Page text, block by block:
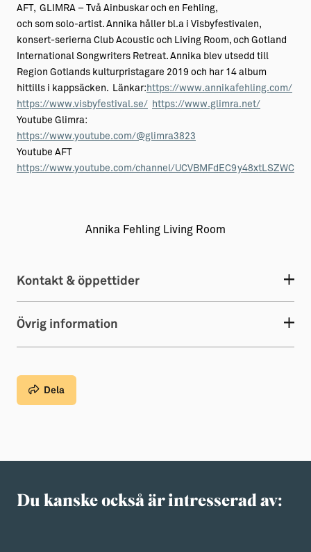
AFT, GLIMRA – Två Ainbuskar och en Fehling,
och som solo-artist. Annika håller bl.a i Visbyfestivalen,
konsert-serierna Club Acoustic och Living Room, och Gotland
International Songwriters Retreat. Annika blev utsedd till
Region Gotlands kulturpristagare 2019 och har 14 album
hittills i kappsäcken. Länkar: https://www.annikafehling.com/
https://www.visbyfestival.se/
https://www.glimra.net/
Youtube Glimra:
https://www.youtube.com/@glimra3823
Youtube AFT
https://www.youtube.com/channel/
Annika Fehling Living Room
Kontakt & öppettider
Övrig information
Dela
Du kanske också är intresserad av: